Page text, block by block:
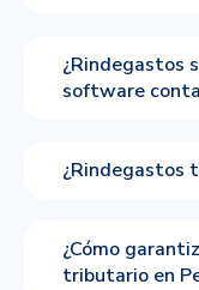
¿Rindegastos
software
¿Rindegastos
¿Cómo
tributario en